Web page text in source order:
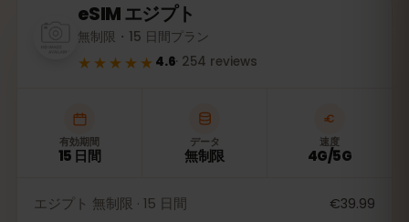
eSIMエジプト
無制限・15 日間プラン
★★★★★ 4.6· 254 reviews
有効期間
15 日間
データ
無制限
速度
4G/5G
エジプト 無制限 · 15 日間
€39.99